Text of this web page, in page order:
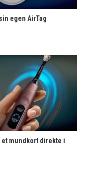
egen AirTag
et mundkort direkte i